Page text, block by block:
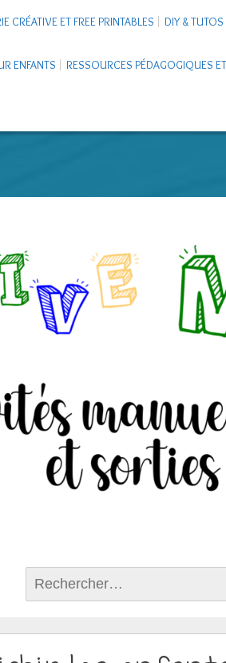
CRÉATIVE ET FREE PRINTABLES DIY & TUTOS
ENFANTS RESSOURCES PÉDAGOGIQUES
CARNETS DE VOYAGE ENFANTS